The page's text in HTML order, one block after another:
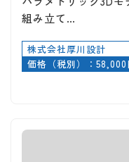
組み立て…
株式会社厚川設計
価格（税別）：58,000